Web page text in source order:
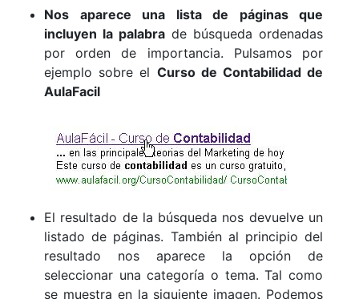
Nos aparece una lista de páginas que
incluyen la palabra de búsqueda ordenadas
por orden de importancia. Pulsamos por
ejemplo sobre el Curso de Contabilidad de
AulaFacil
El resultado de la búsqueda nos devuelve un
listado de páginas. También al principio del
resultado nos aparece la opción de
seleccionar una categoría o tema. Tal como
se muestra en la siguiente imagen. Podemos